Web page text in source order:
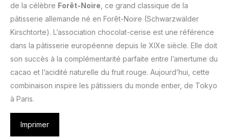
de la célèbre Forêt-Noire , ce grand classique de la
pâtisserie allemande né en Forêt-Noire (Schwarzwälder
Kirschtorte). L’association chocolat-cerise est une référence
dans la pâtisserie européenne depuis le XIXe siècle. Elle doit
son succès à la complémentarité parfaite entre l’amertume du
cacao et l’acidité naturelle du fruit rouge. Aujourd’hui, cette
combinaison inspire les pâtissiers du monde entier, de Tokyo
à Paris.
Imprimer